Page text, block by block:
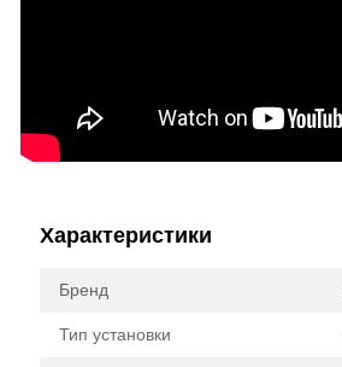
Характеристики
Бренд
Тип установки